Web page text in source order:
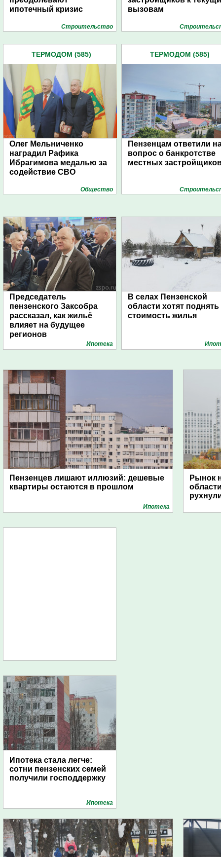
ипотечный кризис
Строительство
вызовам
ТЕРМОДОМ (585)
Олег Мельниченко
наградил Рафика
Ибрагимова медалью за
содействие СВО
Общество
ТЕРМОДОМ (585)
Пензенцам ответили
вопрос о банкротстве
местных
Председатель
пензенского Заксобра
рассказал, как жильё
влияет на будущее
регионов
Ипотека
В селах Пензенской
области хотят поднять
стоимость жилья
Пензенцев лишают иллюзий: дешевые
квартиры остаются в прошлом
Ипотека
Рынок
Ипотека стала легче:
сотни пензенских семей
получили господдержку
Ипотека